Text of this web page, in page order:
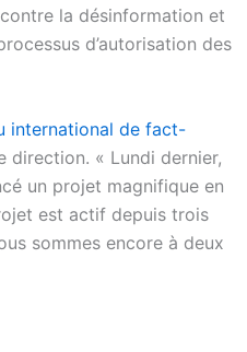
la désinformation et
d’autorisation des
international de fact-
direction. « Lundi dernier,
un projet magnifique en
est actif depuis trois
sommes encore à deux